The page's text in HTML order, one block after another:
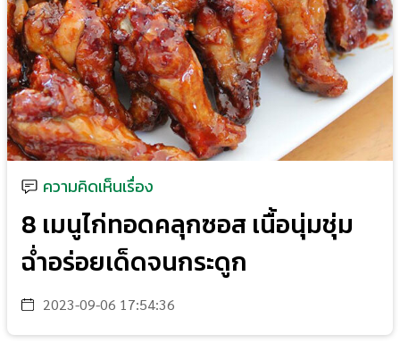
ความคิดเห็นเรื่อง
8 เมนูไก่ทอดคลุกซอส เนื้อนุ่มชุ่ม
ฉ่ำอร่อยเด็ดจนกระดูก
2023-09-06 17:54:36